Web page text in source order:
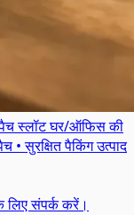
स्लॉटघर/ऑफिस की
• सुरक्षित पैकिंगउत्पाद
लिए संपर्क करें।